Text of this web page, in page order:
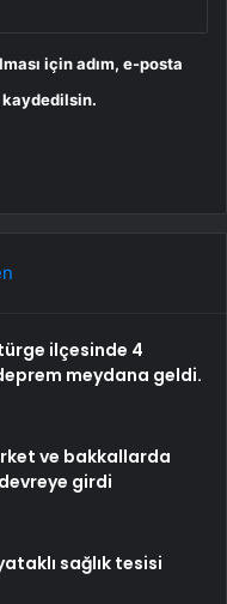
için adım, e-posta
kaydedilsin.
ilçesinde 4
meydana geldi.
ve bakkallarda
girdi
sağlık tesisi